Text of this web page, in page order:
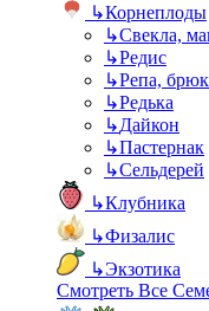
↳Корнеплоды
↳Свекла,
↳Редис
↳Репа,
↳Редька
↳Дайкон
↳Пастернак
↳Сельдерей
↳Клубника
↳Физалис
↳Экзотика
Смотреть Все